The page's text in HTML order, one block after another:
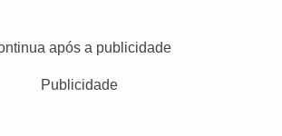
após a publicidade
Publicidade